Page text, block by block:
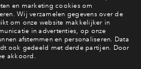
je dan snel aan